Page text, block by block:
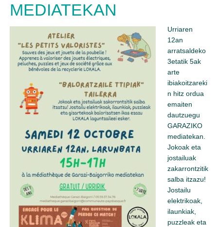
MEDIATEKAN
Urriaren
12an
arratsaldeko
3etatik 5ak
arte
ibiakoitzareki
n hitz ordua
emaiten
dautzuegu
GARAZIKO
mediatekan.
Jokoak eta
jostailuak
zakarrontzitik
salba itzazu!
Jostailu
elektrikoak,
ilaunkiak,
puzzleak eta